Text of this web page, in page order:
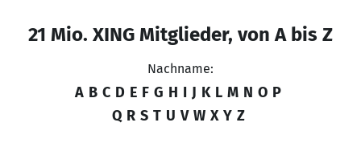
21 Mio. XING Mitglieder, von A bis Z
Nachname:
A B C D E F G H I J K L M N O P
Q R S T U V W X Y Z